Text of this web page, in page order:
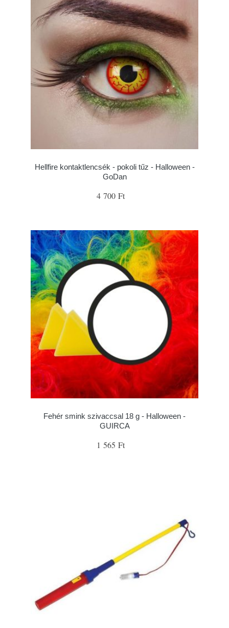
Hellfire kontaktlencsék - pokoli tűz - Halloween -
GoDan
4 700 Ft
Fehér smink szivaccsal 18 g - Halloween -
GUIRCA
1 565 Ft